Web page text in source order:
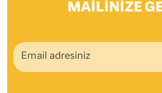
MAILINIZE